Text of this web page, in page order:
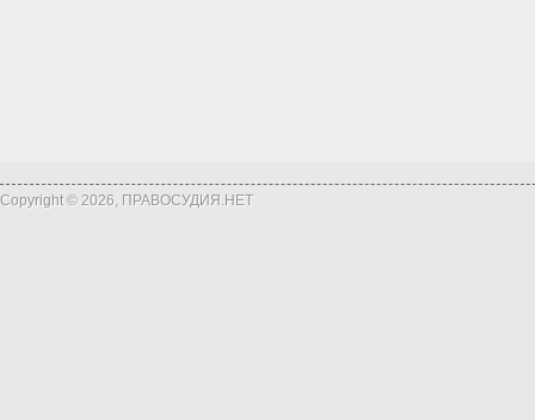
Copyright © 2026, ПРАВОСУДИЯ.НЕТ